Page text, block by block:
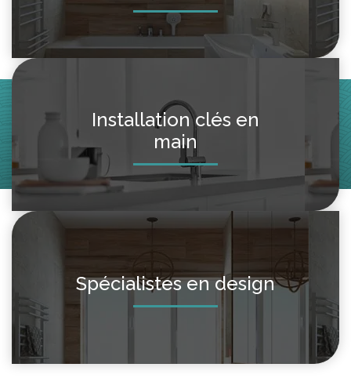
Installation clés en
main
Spécialistes en design